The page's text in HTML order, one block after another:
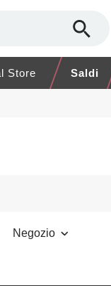
Store Saldi
Negozio